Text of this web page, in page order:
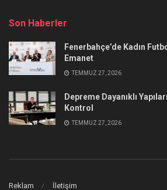
Son Haberler
Fenerbahçe’de Kadın
Emanet
TEMMUZ 27, 2026
Depreme Dayanıklı
Kontrol
TEMMUZ 27, 2026
Reklam İletişim